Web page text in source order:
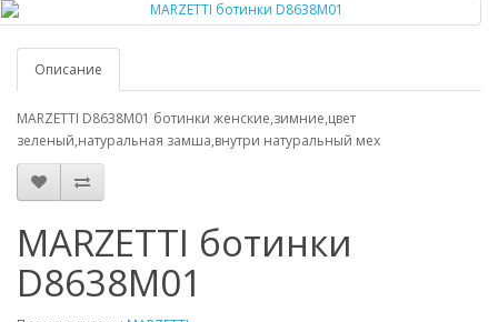
Описание
MARZETTI D8638M01 ботинки женские,зимние,цвет
зеленый,натуральная замша,внутри натуральный мех
MARZETTI ботинки
D8638M01